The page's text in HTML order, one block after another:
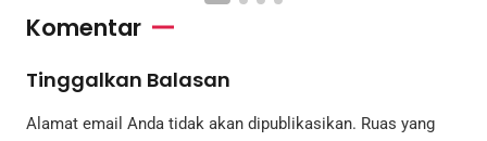
Komentar
Tinggalkan Balasan
Alamat email Anda tidak akan dipublikasikan. Ruas yang